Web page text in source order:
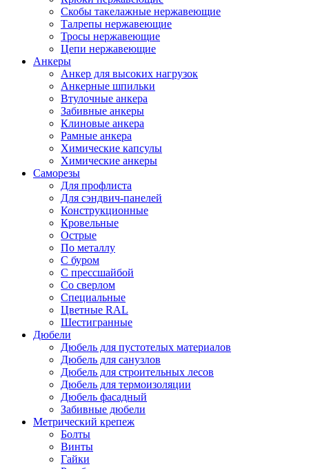
Скобы такелажные нержавеющие
Талрепы нержавеющие
Тросы нержавеющие
Цепи нержавеющие
Анкеры
Анкер для высоких нагрузок
Анкерные шпильки
Втулочные анкера
Забивные анкеры
Клиновые анкера
Рамные анкера
Химические капсулы
Химические анкеры
Саморезы
Для профлиста
Для сэндвич-панелей
Конструкционные
Кровельные
Острые
По металлу
С буром
С прессшайбой
Со сверлом
Специальные
Цветные RAL
Шестигранные
Дюбели
Дюбель для пустотелых материалов
Дюбель для санузлов
Дюбель для строительных лесов
Дюбель для термоизоляции
Дюбель фасадный
Забивные дюбели
Метрический крепеж
Болты
Винты
Гайки